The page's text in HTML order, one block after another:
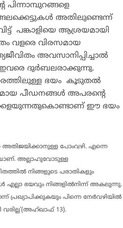
അതിലുണ്ടെന്ന്
പങ്കാളിയെ ആശ്രയമായി
വളരെ വിരസമായ
അവസാനിപ്പിച്ചാല്‍
ഇവരെ ദുര്‍ബലരാക്കുന്നു.
ഭയം കൂടുതല്‍
പീഡനങ്ങള്‍ അപരന്റെ
ഈ ഭയം
പോംവഴി. എന്നെ
അല്ലാഹുവോടുള്ള
നിങ്ങളുടെ പരാതികളും
ഭയവും നിങ്ങളില്‍നിന്ന് അകലുന്നു.
പിന്നെ നേര്‍വഴിയില്‍
വരില്ല'(അഹ്ഖാഫ് 13).